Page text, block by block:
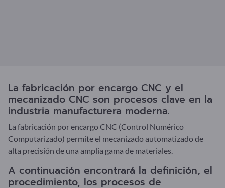
La fabricación por encargo CNC y el
mecanizado CNC son procesos clave en la
industria manufacturera moderna.
La fabricación por encargo CNC (Control Numérico
Computarizado) permite el mecanizado automatizado de
alta precisión de una amplia gama de materiales.
A continuación encontrará la definición, el
procedimiento, los procesos de